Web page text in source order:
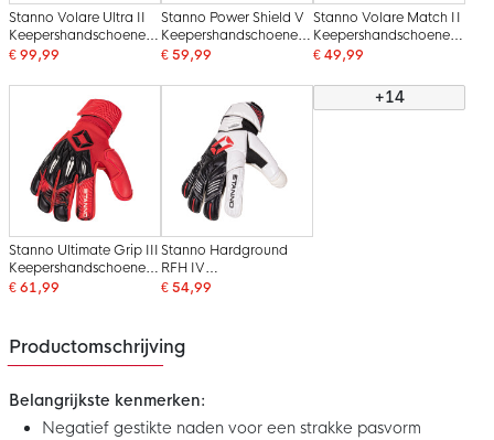
Stanno Volare Ultra II
Keepershandschoenen
Zwart Grijs Oranje
€ 99,99
Stanno Power Shield V
Keepershandschoenen
Wit Zwart
€ 59,99
Stanno Volare Match II
Keepershandschoenen
Zwart Oranje
€ 49,99
Stanno Ultimate Grip III
Keepershandschoenen
Rood Zwart
€ 61,99
Stanno Hardground
RFH IV
Keepershandschoenen
€ 54,99
+14
Productomschrijving
Belangrijkste kenmerken:
Negatief gestikte naden voor een strakke pasvorm